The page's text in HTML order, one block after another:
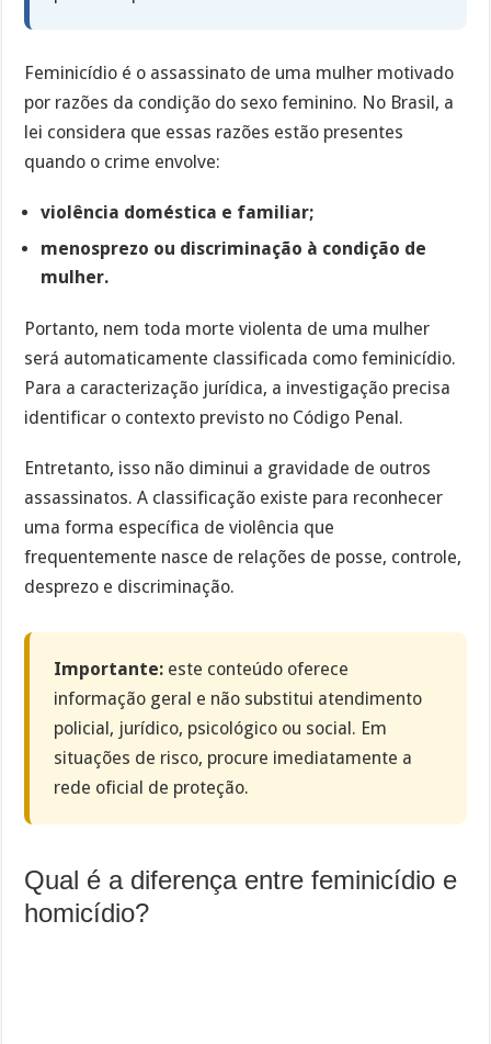
Feminicídio é o assassinato de uma mulher motivado
por razões da condição do sexo feminino. No Brasil, a
lei considera que essas razões estão presentes
quando o crime envolve:
violência doméstica e familiar;
menosprezo ou discriminação à condição de
mulher.
Portanto, nem toda morte violenta de uma mulher
será automaticamente classificada como feminicídio.
Para a caracterização jurídica, a investigação precisa
identificar o contexto previsto no Código Penal.
Entretanto, isso não diminui a gravidade de outros
assassinatos. A classificação existe para reconhecer
uma forma específica de violência que
frequentemente nasce de relações de posse, controle,
desprezo e discriminação.
Importante: este conteúdo oferece
informação geral e não substitui atendimento
policial, jurídico, psicológico ou social. Em
situações de risco, procure imediatamente a
rede oficial de proteção.
Qual é a diferença entre feminicídio e
homicídio?